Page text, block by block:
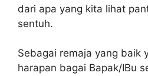
dari apa yang kita lihat
sentuh.
Sebagai remaja yang baik
harapan bagai Bapak/IBu